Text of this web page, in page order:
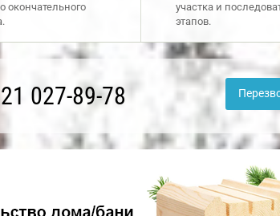
окончательного
участка и
этапов.
027-89-78